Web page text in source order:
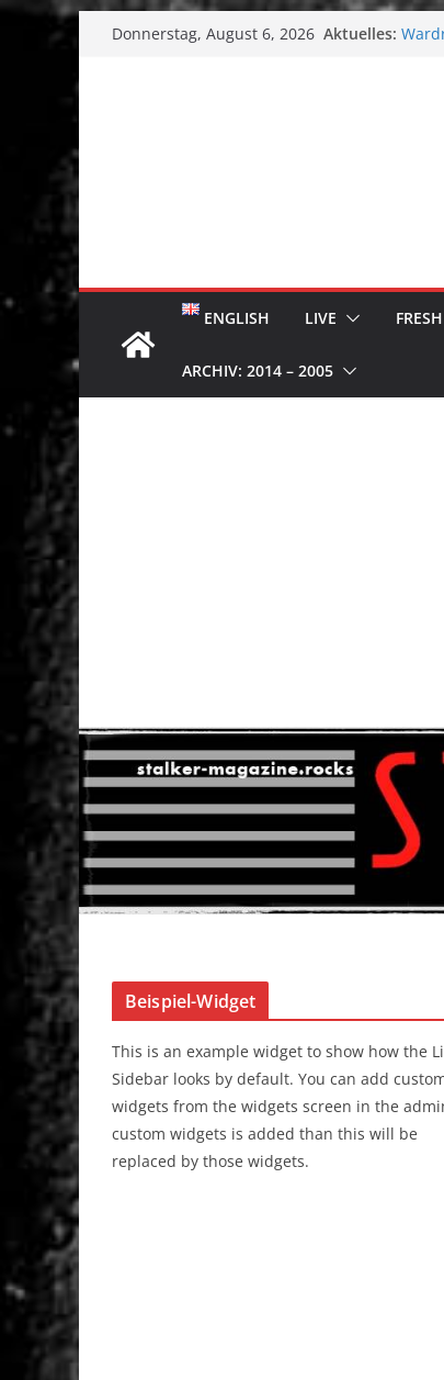
Zum
springen
Donnerstag, August 6, 2026 Aktuelles:
ENGLISH LIVE
ARCHIV: 2014 – 2005
Beispiel-Widget
This is an example widget to show how the
Sidebar looks by default. You can add
widgets from the widgets screen in the
custom widgets is added than this will be
replaced by those widgets.